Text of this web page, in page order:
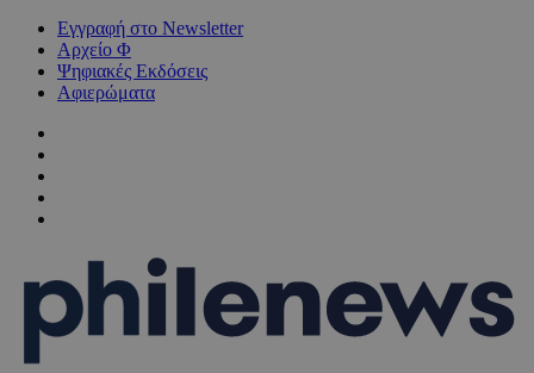
Εγγραφή στο Newsletter
Αρχείο Φ
Ψηφιακές Εκδόσεις
Αφιερώματα